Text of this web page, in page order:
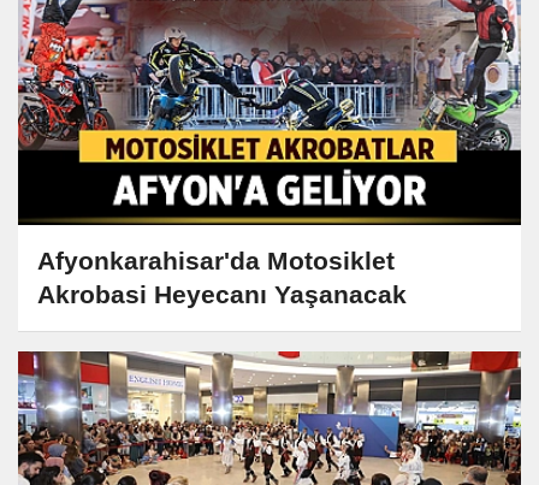
Afyonkarahisar'da Motosiklet
Akrobasi Heyecanı Yaşanacak